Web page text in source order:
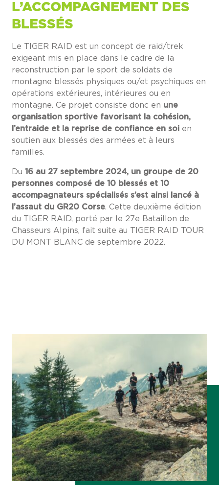
L’ACCOMPAGNEMENT DES
BLESSÉS
Le TIGER RAID est un concept de raid/trek
exigeant mis en place dans le cadre de la
reconstruction par le sport de soldats de
montagne blessés physiques ou/et psychiques en
opérations extérieures, intérieures ou en
montagne. Ce projet consiste donc en une
organisation sportive favorisant la cohésion,
l’entraide et la reprise de confiance en soi en
soutien aux blessés des armées et à leurs
familles.
Du 16 au 27 septembre 2024, un groupe de 20
personnes composé de 10 blessés et 10
accompagnateurs spécialisés s’est ainsi lancé à
l’assaut du GR20 Corse. Cette deuxième édition
du TIGER RAID, porté par le 27e Bataillon de
Chasseurs Alpins, fait suite au TIGER RAID TOUR
DU MONT BLANC de septembre 2022.